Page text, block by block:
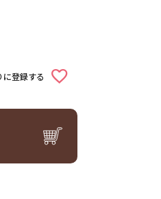
に登録する